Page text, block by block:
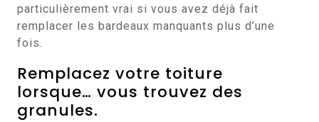
particulièrement vrai si vous avez déjà fait
remplacer les bardeaux manquants plus d’une
fois.
Remplacez votre toiture
lorsque… vous trouvez des
granules.